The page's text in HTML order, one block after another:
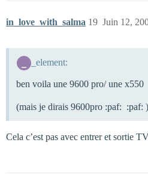
in_love_with_salma Juin 12,
19
_element:
ben voila une 9600 pro/ une x550
(mais je dirais 9600pro :paf: :paf: )
Cela c’est pas avec entrer et sortie